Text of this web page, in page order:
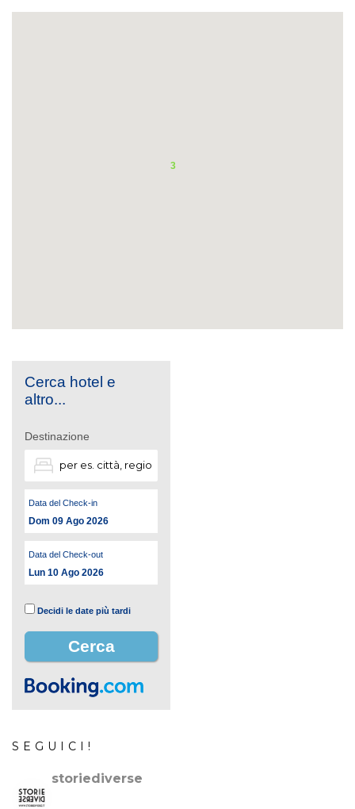
3
Cerca hotel e
altro...
Destinazione
Data del Check-in
Dom 09 Ago 2026
Data del Check-out
Lun 10 Ago 2026
Decidi le date più tardi
SEGUICI!
storiediverse